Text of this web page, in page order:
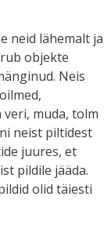
neid lähemalt ja
objekte
Neis
muda, tolm
neist piltidest
juures, et
pildile jääda.
olid täiesti